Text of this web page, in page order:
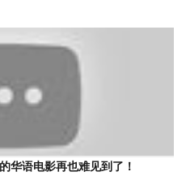
华语电影再也难见到了！